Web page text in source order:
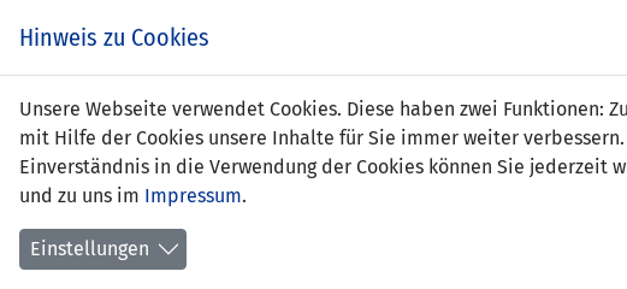
Daniel
Hinweis zu Cookies
Unsere Webseite verwendet Cookies. Diese haben zwei
mit Hilfe der Cookies unsere Inhalte für Sie immer weiter
Einverständnis in die Verwendung der Cookies können Sie
und zu uns im Impressum.
Einstellungen